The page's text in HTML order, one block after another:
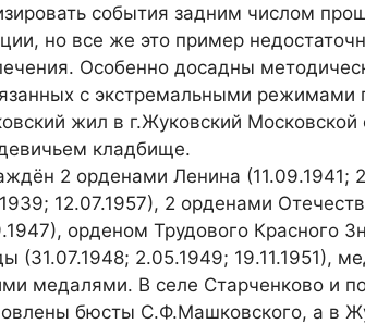
события задним числом
но все же это пример
Особенно досадны
с экстремальными режимами
жил в г.Жуковский
кладбище.
2 орденами Ленина (11.09.1941;
12.07.1957), 2 орденами
орденом Трудового Красного
(31.07.1948; 2.05.1949; 19.11.1951),
медалями. В селе Старченково и
бюсты С.Ф.Машковского, а в